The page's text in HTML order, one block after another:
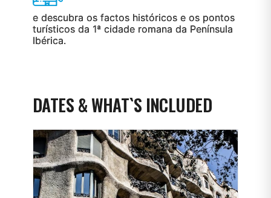
e descubra os factos históricos e os pontos
turísticos da 1ª cidade romana da Península
Ibérica.
DATES & WHAT`S INCLUDED